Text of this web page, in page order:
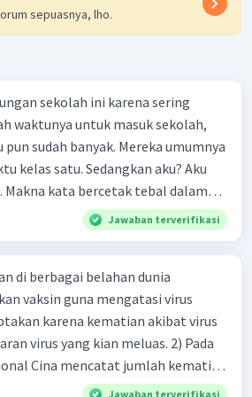
sepuasnya, lho.
sekolah ini karena sering
waktunya untuk masuk sekolah,
sudah banyak. Mereka umumnya
kelas satu. Sedangkan aku? Aku
kata bercetak tebal dalam
kutipan cerpen tersebut adalah .... A. ramah C. santun B. sopan D. baik
Jawaban terverifikasi
di berbagai belahan dunia
vaksin guna mengatasi virus
karena kematian akibat virus
virus yang kian meluas. 2) Pada
Cina mencatat jumlah kematian
kasus, sedangkan jumlah warga
Jawaban terverifikasi